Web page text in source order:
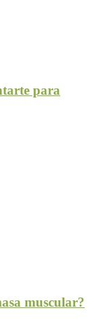
para
muscular?